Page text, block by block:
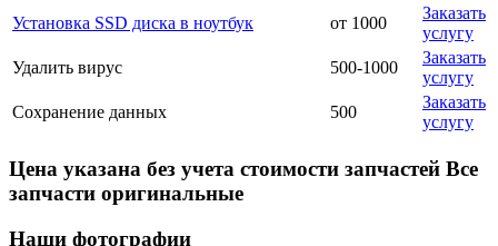
Установка SSD диска в ноутбук
от 1000
Заказать
услугу
Удалить вирус
500-1000
Заказать
услугу
Сохранение данных
500
Заказать
услугу
Цена указана без учета стоимости запчастей Все
запчасти оригинальные
Наши фотографии